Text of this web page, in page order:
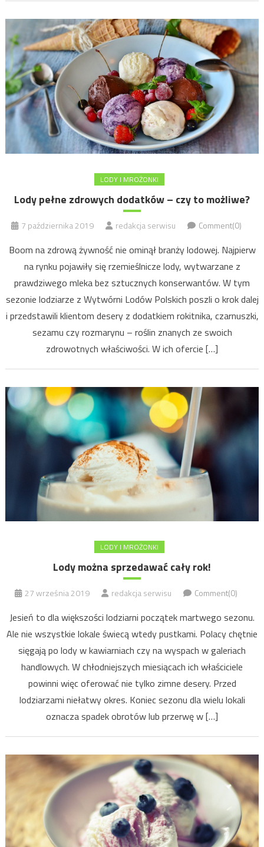
LODY I MROŻONKI
Lody pełne zdrowych dodatków – czy to możliwe?
7 października 2019 redakcja serwisu Comment(0)
Boom na zdrową żywność nie ominął branży lodowej. Najpierw
na rynku pojawiły się rzemieślnicze lody, wytwarzane z
prawdziwego mleka bez sztucznych konserwantów. W tym
sezonie lodziarze z Wytwórni Lodów Polskich poszli o krok dalej
i przedstawili klientom desery z dodatkiem rokitnika, czarnuszki,
sezamu czy rozmarynu – roślin znanych ze swoich
zdrowotnych właściwości. W ich ofercie […]
LODY I MROŻONKI
Lody można sprzedawać cały rok!
27 września 2019 redakcja serwisu Comment(0)
Jesień to dla większości lodziarni początek martwego sezonu.
Ale nie wszystkie lokale świecą wtedy pustkami. Polacy chętnie
sięgają po lody w kawiarniach czy na wyspach w galeriach
handlowych. W chłodniejszych miesiącach ich właściciele
powinni więc oferować nie tylko zimne desery. Przed
lodziarzami niełatwy okres. Koniec sezonu dla wielu lokali
oznacza spadek obrotów lub przerwę w […]